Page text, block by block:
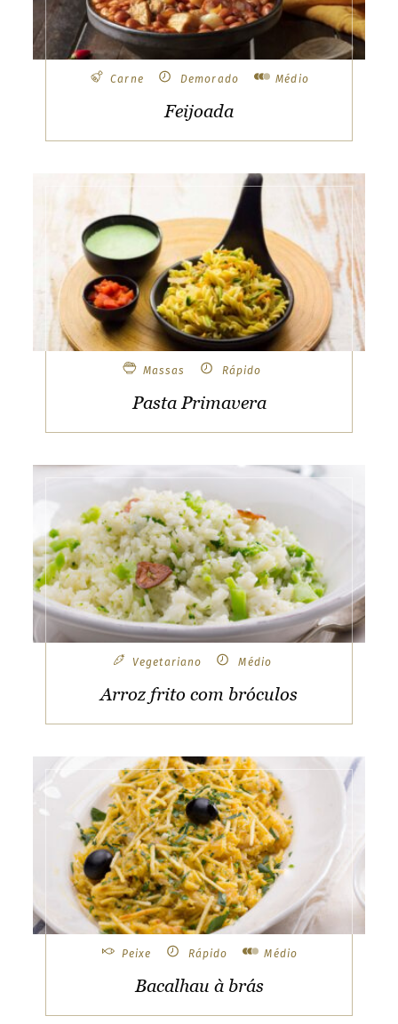
Carne Demorado Médio
Feijoada
Massas Rápido
Pasta Primavera
Vegetariano Médio
Arroz frito com bróculos
Peixe Rápido Médio
Bacalhau à brás